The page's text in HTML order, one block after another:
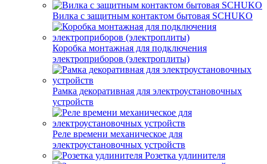
Вилка с защитным контактом бытовая SCHUKO
Коробка монтажная для подключения
электроприборов (электроплиты)
Рамка декоративная для электроустановочных
устройств
Реле времени механическое для
электроустановочных устройств
Розетка удлинителя